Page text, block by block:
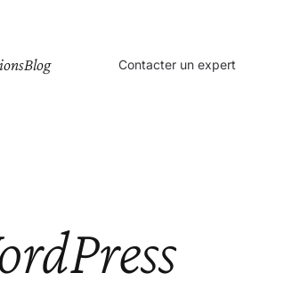
Blog Contacter un expert